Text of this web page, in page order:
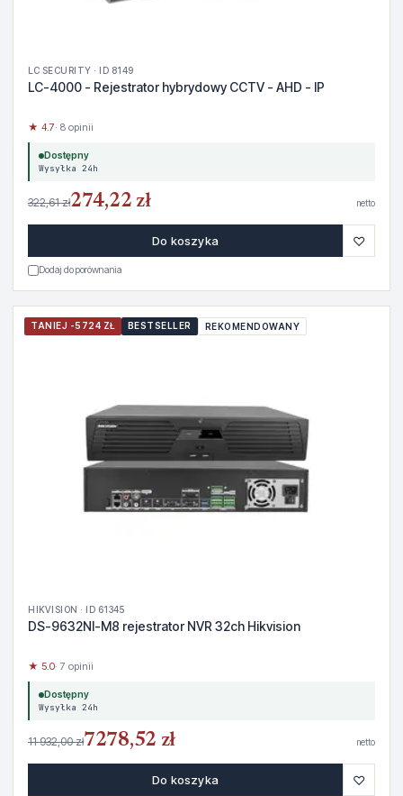
LC SECURITY · ID 8149
LC-4000 - Rejestrator hybrydowy CCTV - AHD - IP
★ 4.7· 8 opinii
Dostępny
Wysyłka 24h
322,61 zł274,22 zł netto
Do koszyka ♡
Dodaj do porównania
TANIEJ -5724 ZŁ BESTSELLER REKOMENDOWANY
HIKVISION · ID 61345
DS-9632NI-M8 rejestrator NVR 32ch Hikvision
★ 5.0· 7 opinii
Dostępny
Wysyłka 24h
11 932,00 zł7278,52 zł netto
Do koszyka ♡